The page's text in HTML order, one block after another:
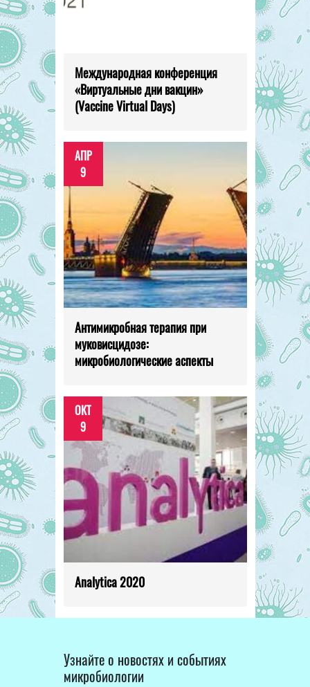
Международная конференция
«Виртуальные дни вакцин»
(Vaccine Virtual Days)
АПР
9
Антимикробная терапия при
муковисцидозе:
микробиологические аспекты
ОКТ
9
Analytica 2020
Узнайте о новостях и событиях
микробиологии